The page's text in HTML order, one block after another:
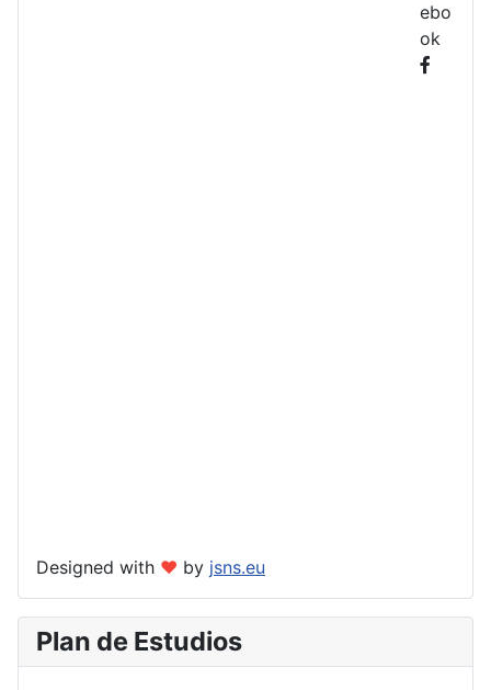
ebo
ok
Designed with ❤ by jsns.eu
Plan de Estudios